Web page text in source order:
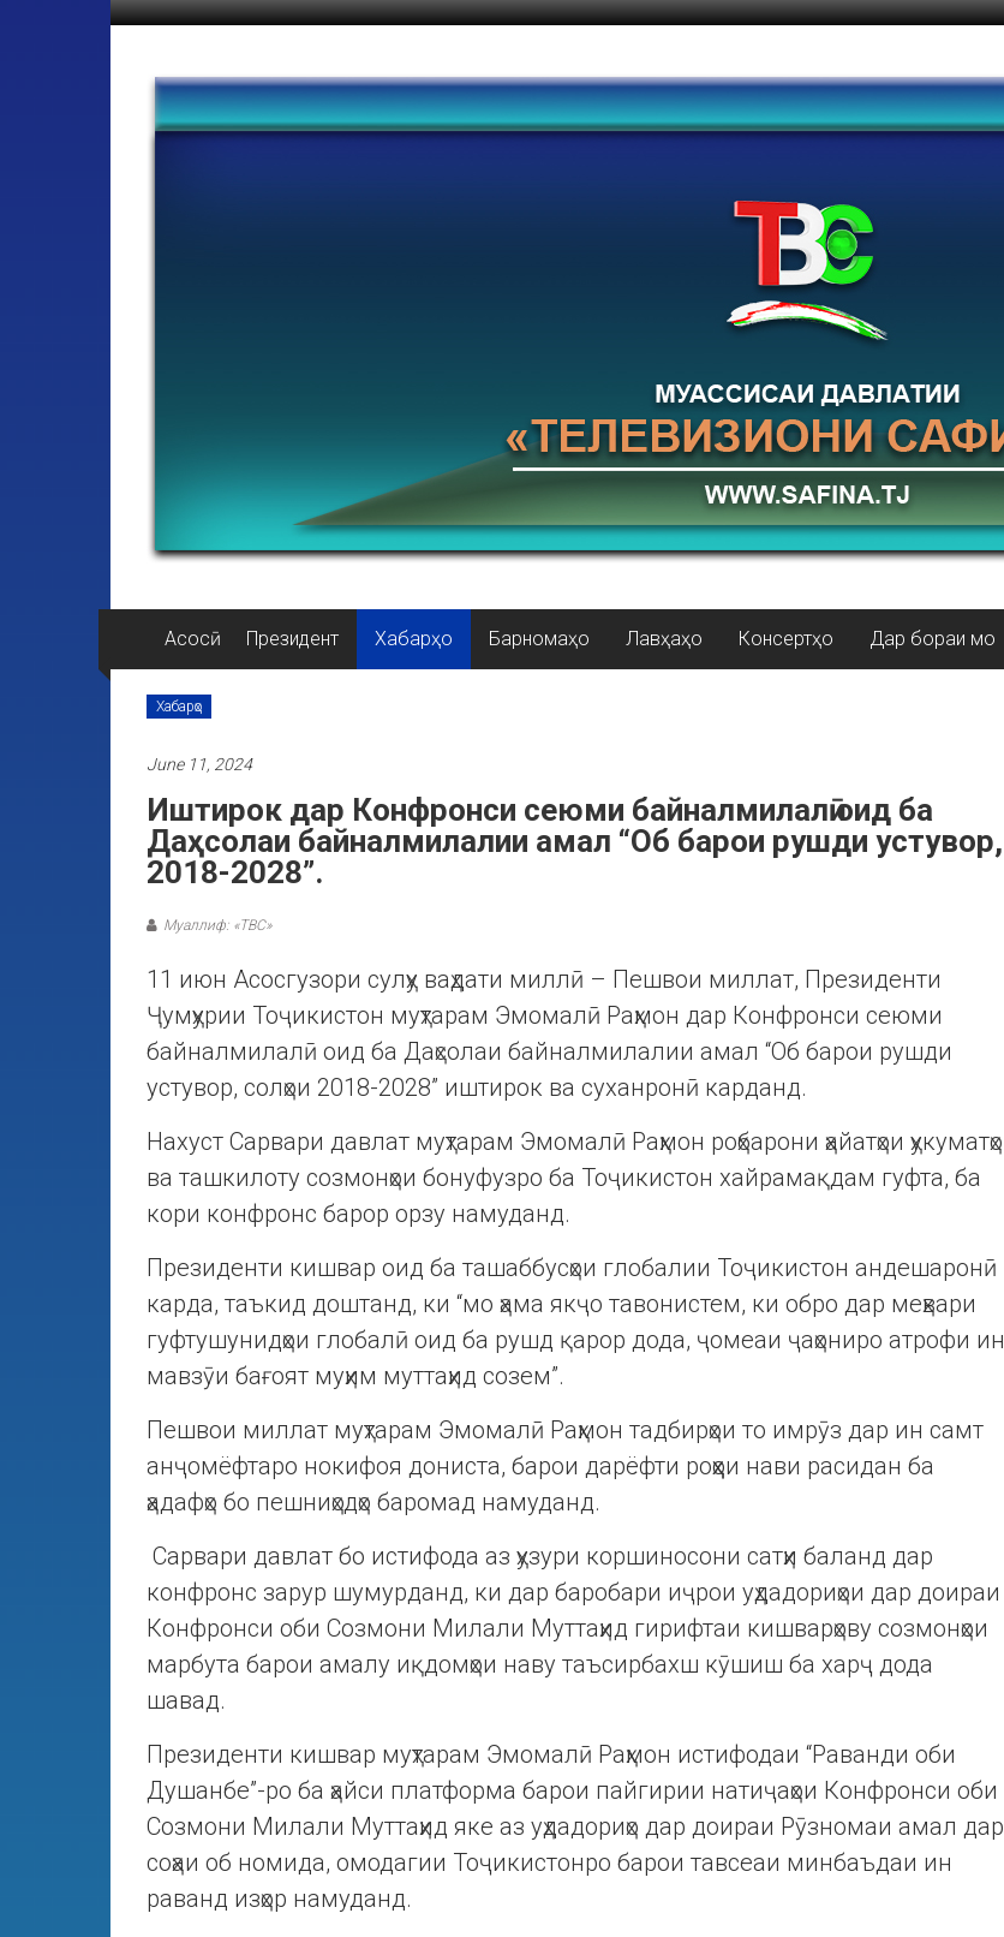
Асосӣ Президент Хабарҳо Барномаҳо Лавҳаҳо Консертҳо Дар бораи мо
Хабарҳо
June 11, 2024
Иштирок дар Конфронси сеюми байналмилалӣ оид ба
Даҳсолаи байналмилалии амал “Об барои рушди устувор,
2018-2028”.
Муаллиф: «ТВС»
11 июн Асосгузори сулҳу ваҳдати миллӣ – Пешвои миллат, Президенти
Ҷумҳурии Тоҷикистон муҳтарам Эмомалӣ Раҳмон дар Конфронси сеюми
байналмилалӣ оид ба Даҳсолаи байналмилалии амал “Об барои рушди
устувор, солҳои 2018-2028” иштирок ва суханронӣ карданд.
Нахуст Сарвари давлат муҳтарам Эмомалӣ Раҳмон роҳбарони ҳайатҳои ҳукуматҳо
ва ташкилоту созмонҳои бонуфузро ба Тоҷикистон хайрамақдам гуфта, ба
кори конфронс барор орзу намуданд.
Президенти кишвар оид ба ташаббусҳои глобалии Тоҷикистон андешаронӣ
карда, таъкид доштанд, ки “мо ҳама якҷо тавонистем, ки обро дар меҳвари
гуфтушунидҳои глобалӣ оид ба рушд қарор дода, ҷомеаи ҷаҳониро атрофи ин
мавзӯи бағоят муҳим муттаҳид созем”.
Пешвои миллат муҳтарам Эмомалӣ Раҳмон тадбирҳои то имрӯз дар ин самт
анҷомёфтаро нокифоя дониста, барои дарёфти роҳҳои нави расидан ба
ҳадафҳо бо пешниҳодҳо баромад намуданд.
Сарвари давлат бо истифода аз ҳузури коршиносони сатҳи баланд дар
конфронс зарур шумурданд, ки дар баробари иҷрои уҳдадориҳои дар доираи
Конфронси оби Созмони Милали Муттаҳид гирифтаи кишварҳову созмонҳои
марбута барои амалу иқдомҳои наву таъсирбахш кӯшиш ба харҷ дода
шавад.
Президенти кишвар муҳтарам Эмомалӣ Раҳмон истифодаи “Раванди оби
Душанбе”-ро ба ҳайси платформа барои пайгирии натиҷаҳои Конфронси оби
Созмони Милали Муттаҳид яке аз уҳдадориҳо дар доираи Рӯзномаи амал дар
соҳаи об номида, омодагии Тоҷикистонро барои тавсеаи минбаъдаи ин
раванд изҳор намуданд.